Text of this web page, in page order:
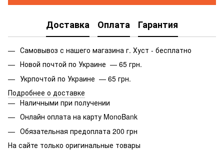
Доставка Оплата Гарантия
Самовывоз с нашего магазина г. Хуст - бесплатно
Новой почтой по Украине — 65 грн.
Укрпочтой по Украине — 65 грн.
Подробнее о доставке
Наличными при получении
Онлайн оплата на карту MonoBank
Обязательная предоплата 200 грн
На сайте только оригинальные товары